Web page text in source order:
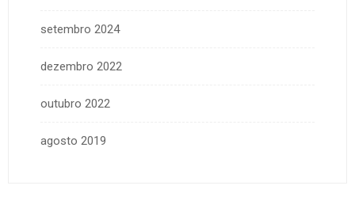
setembro 2024
dezembro 2022
outubro 2022
agosto 2019